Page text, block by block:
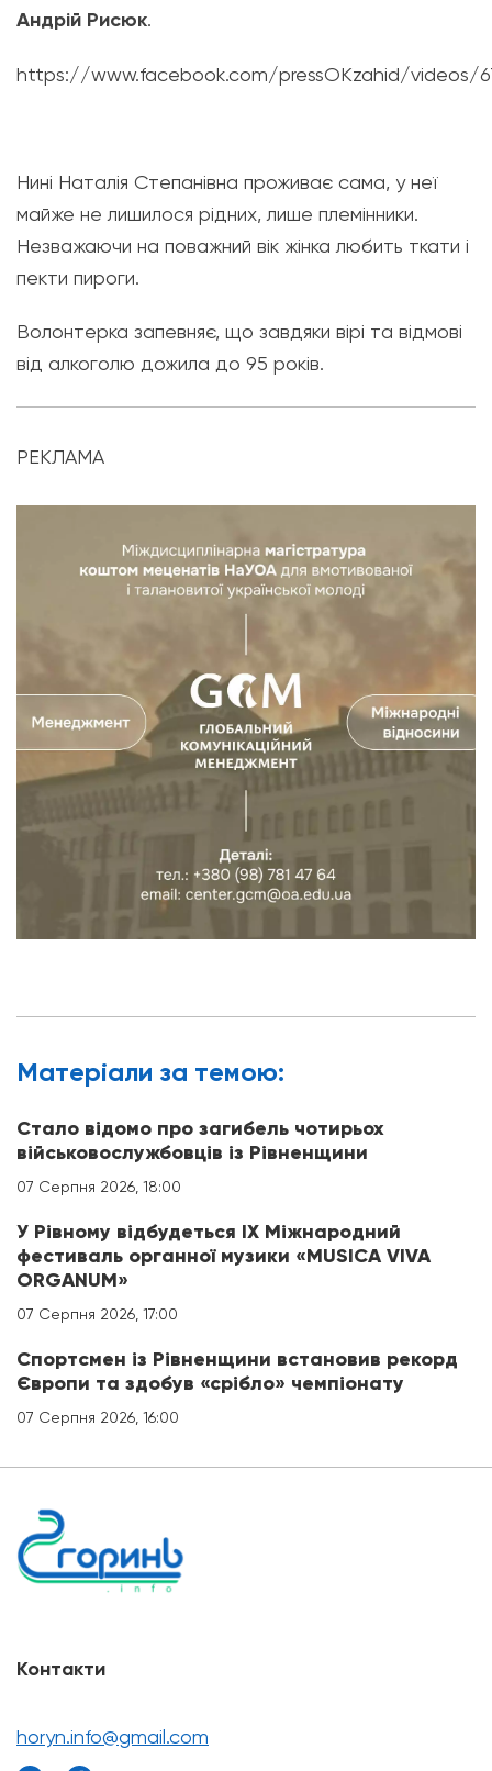
Андрій Рисюк.
https://www.facebook.com/pressOKzahid/videos/
Нині Наталія Степанівна проживає сама, у неї
майже не лишилося рідних, лише племінники.
Незважаючи на поважний вік жінка любить ткати і
пекти пироги.
Волонтерка запевняє, що завдяки вірі та відмові
від алкоголю дожила до 95 років.
РЕКЛАМА
Матерiали за темою:
Стало відомо про загибель чотирьох
військовослужбовців із Рівненщини
07 Серпня 2026, 18:00
У Рівному відбудеться IX Міжнародний
фестиваль органної музики «MUSICA VIVA
ORGANUM»
07 Серпня 2026, 17:00
Спортсмен із Рівненщини встановив рекорд
Європи та здобув «срібло» чемпіонату
07 Серпня 2026, 16:00
Контакти
horyn.info@gmail.com